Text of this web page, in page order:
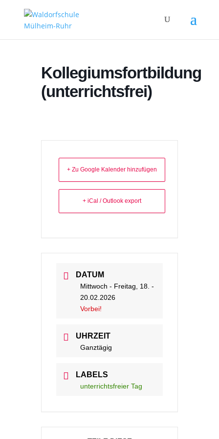
Kollegiumsfortbildung
(unterrichtsfrei)
+ Zu Google Kalender hinzufügen
+ iCal / Outlook export
DATUM
Mittwoch - Freitag, 18. -
20.02.2026
Vorbei!
UHRZEIT
Ganztägig
LABELS
unterrichtsfreier Tag